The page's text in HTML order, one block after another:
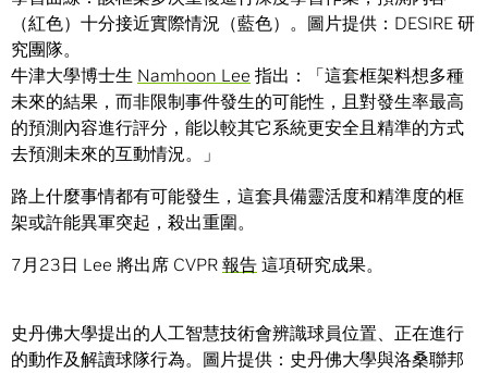
（紅色）十分接近實際情況（藍色）。圖片提供：DESIRE 研
究團隊。
牛津大學博士生 Namhoon Lee 指出：「這套框架料想多種
未來的結果，而非限制事件發生的可能性，且對發生率最高
的預測內容進行評分，能以較其它系統更安全且精準的方式
去預測未來的互動情況。」
路上什麼事情都有可能發生，這套具備靈活度和精準度的框
架或許能異軍突起，殺出重圍。
7月23日 Lee 將出席 CVPR 報告 這項研究成果。
史丹佛大學提出的人工智慧技術會辨識球員位置、正在進行
的動作及解讀球隊行為。圖片提供：史丹佛大學與洛桑聯邦